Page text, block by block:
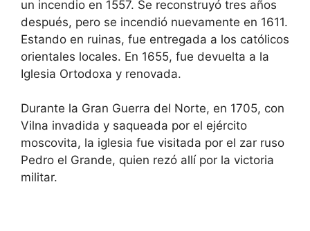
un incendio en 1557. Se reconstruyó tres años
después, pero se incendió nuevamente en 1611.
Estando en ruinas, fue entregada a los católicos
orientales locales. En 1655, fue devuelta a la
Iglesia Ortodoxa y renovada.
Durante la Gran Guerra del Norte, en 1705, con
Vilna invadida y saqueada por el ejército
moscovita, la iglesia fue visitada por el zar ruso
Pedro el Grande, quien rezó allí por la victoria
militar.